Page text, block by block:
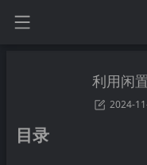
利用闲
2024-
目录